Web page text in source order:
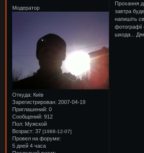
Модератор
Откуда: Київ
Зарегистрирован: 2007-04-19
Приглашений: 0
Сообщений: 912
Пол: Мужской
Возраст: 37[1988-12-07]
Провел на форуме:
5 дней 4 часа
Прохання
завтра
напишіть
шкода...